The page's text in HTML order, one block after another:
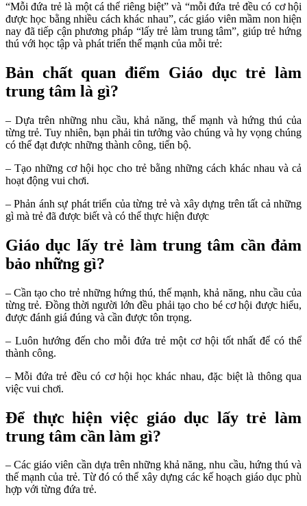
“Mỗi đứa trẻ là một cá thể riêng biệt” và “mỗi đứa trẻ đều có cơ hội
được học bằng nhiều cách khác nhau”, các giáo viên mầm non hiện
nay đã tiếp cận phương pháp “lấy trẻ làm trung tâm”, giúp trẻ hứng
thú với học tập và phát triển thế mạnh của mỗi trẻ:
Bản chất quan điểm Giáo dục trẻ làm
trung tâm là gì?
– Dựa trên những nhu cầu, khả năng, thế mạnh và hứng thú của
từng trẻ. Tuy nhiên, bạn phải tin tưởng vào chúng và hy vọng chúng
có thể đạt được những thành công, tiến bộ.
– Tạo những cơ hội học cho trẻ bằng những cách khác nhau và cả
hoạt động vui chơi.
– Phản ánh sự phát triển của từng trẻ và xây dựng trên tất cả những
gì mà trẻ đã được biết và có thể thực hiện được
Giáo dục lấy trẻ làm trung tâm cần đảm
bảo những gì?
– Cần tạo cho trẻ những hứng thú, thế mạnh, khả năng, nhu cầu của
từng trẻ. Đồng thời người lớn đều phải tạo cho bé cơ hội được hiểu,
được đánh giá đúng và cần được tôn trọng.
– Luôn hướng đến cho mỗi đứa trẻ một cơ hội tốt nhất để có thể
thành công.
– Mỗi đứa trẻ đều có cơ hội học khác nhau, đặc biệt là thông qua
việc vui chơi.
Để thực hiện việc giáo dục lấy trẻ làm
trung tâm cần làm gì?
– Các giáo viên cần dựa trên những khả năng, nhu cầu, hứng thú và
thế mạnh của trẻ. Từ đó có thể xây dựng các kế hoạch giáo dục phù
hợp với từng đứa trẻ.